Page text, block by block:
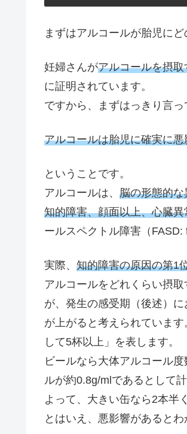
まずはアルコールが胎児に
妊婦さんがアルコールを摂
に証明されています。
ですから、まずはっきり言っ
アルコールは胎児に確実に
ということです。
アルコールは、 脳の形態的
知的障害、顔面以上、心臓異
ールスペクトル障害（FASD:
実際、 知的障害の原因の第1
アルコールをどれくらい摂
が、発生の感受期（後述）
が上がると考えられていま
して5杯以上」を表します。
ビールなら大体アルコール
ルが約0.8g/mlであるとして計
よって、大きい缶なら2本半
とはいえ、悪影響があると